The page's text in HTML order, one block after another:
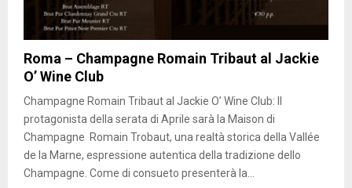
Roma – Champagne Romain Tribaut al Jackie
O’ Wine Club
Champagne Romain Tribaut al Jackie O’ Wine Club: Il
protagonista della serata di Aprile sarà la Maison di
Champagne Romain Trobaut, una realtà storica della Vallée
de la Marne, espressione autentica della tradizione dello
Champagne. Come di consueto presenterà la...